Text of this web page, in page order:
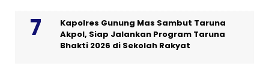
Kapolres Gunung Mas Sambut Taruna
Akpol, Siap Jalankan Program Taruna
Bhakti 2026 di Sekolah Rakyat